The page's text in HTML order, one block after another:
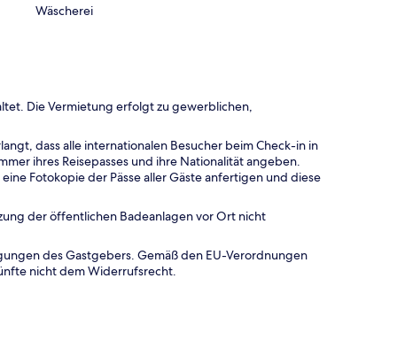
Wäscherei
Die Vermietung erfolgt zu gewerblichen,
dass alle internationalen Besucher beim Check-in in
ihres Reisepasses und ihre Nationalität angeben.
Fotokopie der Pässe aller Gäste anfertigen und diese
der öffentlichen Badeanlagen vor Ort nicht
des Gastgebers. Gemäß den EU-Verordnungen
nicht dem Widerrufsrecht.